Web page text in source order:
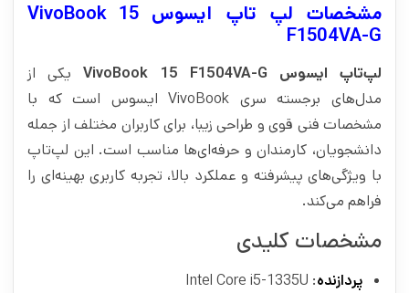
مشخصات لپ تاپ ایسوس VivoBook 15
F1504VA-G
لپ‌تاپ ایسوس VivoBook 15 F1504VA-G
یکی از
مدل‌های برجسته سری VivoBook ایسوس است که با
مشخصات فنی قوی و طراحی زیبا، برای کاربران مختلف از جمله
دانشجویان، کارمندان و حرفه‌ای‌ها مناسب است. این لپ‌تاپ
با ویژگی‌های پیشرفته و عملکرد بالا، تجربه کاربری بهینه‌ای را
فراهم می‌کند.
مشخصات کلیدی
پردازنده: Intel Core i5-1335U